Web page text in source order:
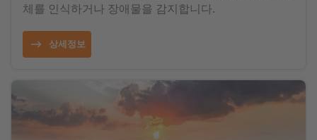
체를 인식하거나 장애물을 감지합니다.
상세정보